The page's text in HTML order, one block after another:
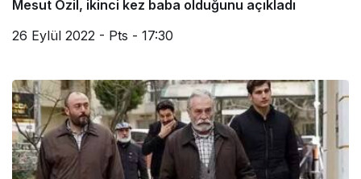
Mesut Özil, ikinci kez baba olduğunu açıkladı
26 Eylül 2022 - Pts - 17:30